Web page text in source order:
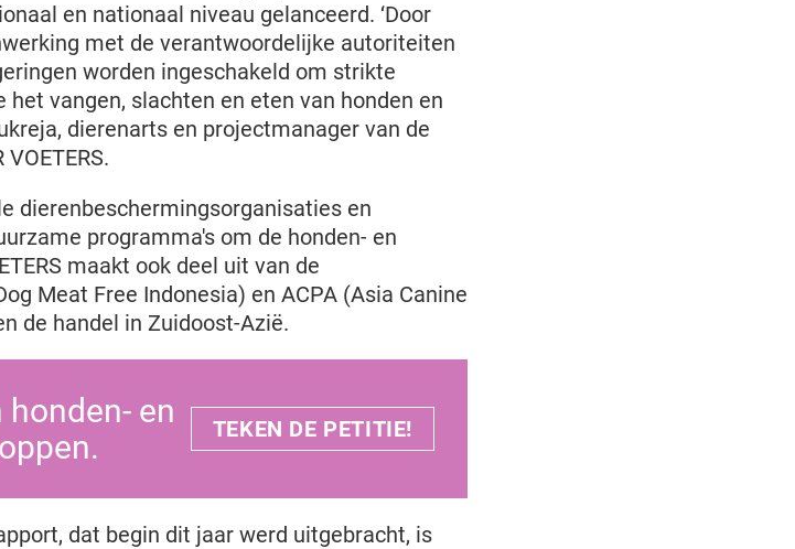
en nationaal niveau gelanceerd. ‘Door
met de verantwoordelijke autoriteiten
worden ingeschakeld om strikte
vangen, slachten en eten van honden en
dierenarts en projectmanager van de
dierenbeschermingsorganisaties en
programma's om de honden- en
maakt ook deel uit van de
Meat Free Indonesia) en ACPA (Asia Canine
de handel in Zuidoost-Azië.
honden- en
TEKEN DE PETITIE!
dat begin dit jaar werd uitgebracht, is